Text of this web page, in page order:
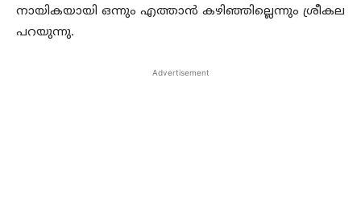
നായികയായി ഒന്നും എത്താന്‍ കഴിഞ്ഞില്ലെന്നും ശ്രീകല
പറയുന്നു.
Advertisement